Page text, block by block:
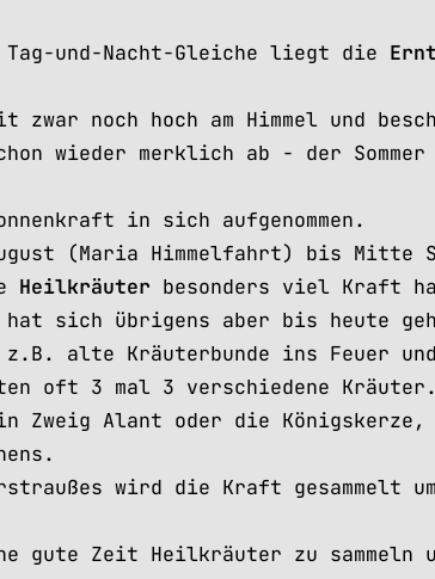
Tag-und-Nacht-Gleiche liegt die
zwar noch hoch am Himmel und
wieder merklich ab - der
in sich aufgenommen.
(Maria Himmelfahrt) bis Mitte
Heilkräuter besonders viel Kraft
hat sich übrigens aber bis heute
alte Kräuterbunde ins Feuer und
oft 3 mal 3 verschiedene Kräuter.
Alant oder die Königskerze,
wird die Kraft gesammelt
Zeit Heilkräuter zu sammeln